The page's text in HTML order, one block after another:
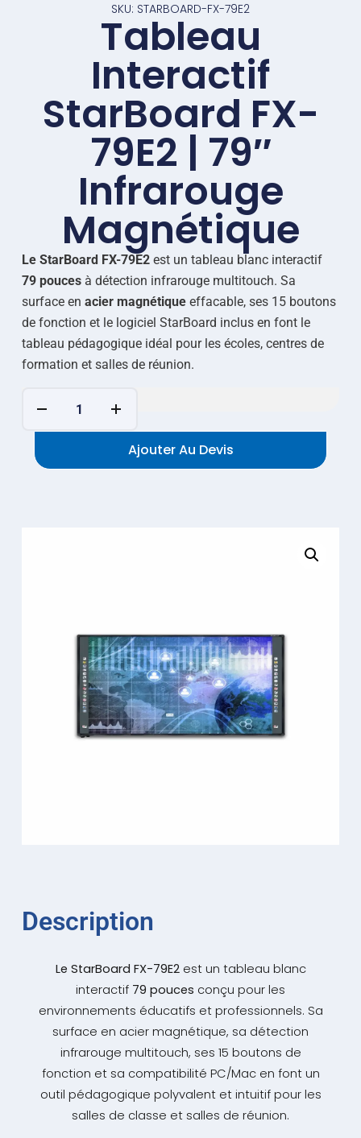
SKU: STARBOARD-FX-79E2
Tableau
Interactif
StarBoard FX-
79E2 | 79″
Infrarouge
Magnétique
Le StarBoard FX-79E2est un tableau blanc interactif
79 poucesà détection infrarouge multitouch. Sa
surface en acier magnétiqueeffacable, ses 15 boutons
de fonction et le logiciel StarBoard inclus en font le
tableau pédagogique idéal pour les écoles, centres de
formation et salles de réunion.
Ajouter Au Devis
Description
Le StarBoard FX-79E2est un tableau blanc
interactif 79 pouces conçu pour les
environnements éducatifs et professionnels. Sa
surface en acier magnétique, sa détection
infrarouge multitouch, ses 15 boutons de
fonction et sa compatibilité PC/Mac en font un
outil pédagogique polyvalent et intuitif pour les
salles de classe et salles de réunion.